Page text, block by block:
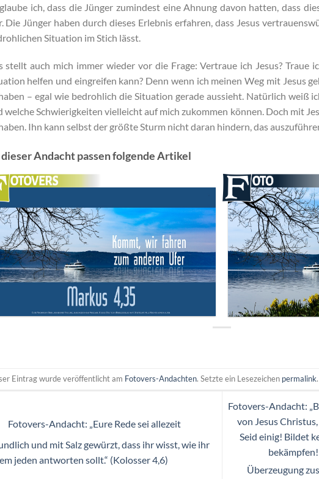
ich, dass die Jünger zumindest eine Ahnung davon hatten, dass
Die Jünger haben durch dieses Erlebnis erfahren, dass Jesus
Situation im Stich lässt.
stellt auch mich immer wieder vor die Frage: Vertraue ich Jesus? Traue
helfen und eingreifen kann? Denn wenn ich meinen Weg mit Jesus
– egal wie bedrohlich die Situation gerade aussieht. Natürlich weiß
welche Schwierigkeiten vielleicht auf mich zukommen können. Doch mit
Ihn kann selbst der größte Sturm nicht daran hindern, das
Andacht passen folgende Artikel
Eintrag wurde veröffentlicht am Fotovers-Andachten. Setzte ein Lesezeichen permalink.
Fotovers-Andacht: „Eure Rede sei allezeit
und mit Salz gewürzt, dass ihr wisst, wie ihr
jeden antworten sollt.“ (Kolosser 4,6)
Fotovers-Andacht:
von Jesus
Seid einig! Bildet
Überzeugung